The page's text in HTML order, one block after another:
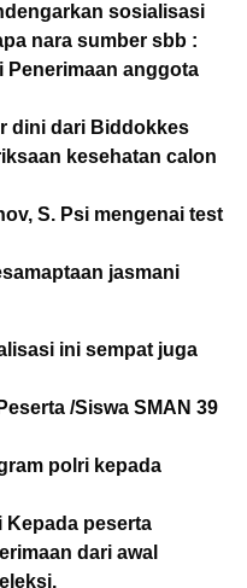
sosialisasi
nara sumber sbb :
Penerimaan anggota
dini dari Biddokkes
kesehatan calon
S. Psi mengenai test
jasmani
ini sempat juga
/Siswa SMAN 39
polri kepada
Kepada peserta
dari awal